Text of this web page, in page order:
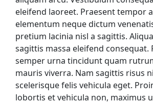
eleifend laoreet. Praesent tempor
elementum neque dictum
pretium lacinia nisl a sagittis.
sagittis massa eleifend consequat.
semper urna tincidunt quam
mauris viverra. Nam sagittis risus
scelerisque felis vehicula eget.
lobortis et vehicula non, maximus